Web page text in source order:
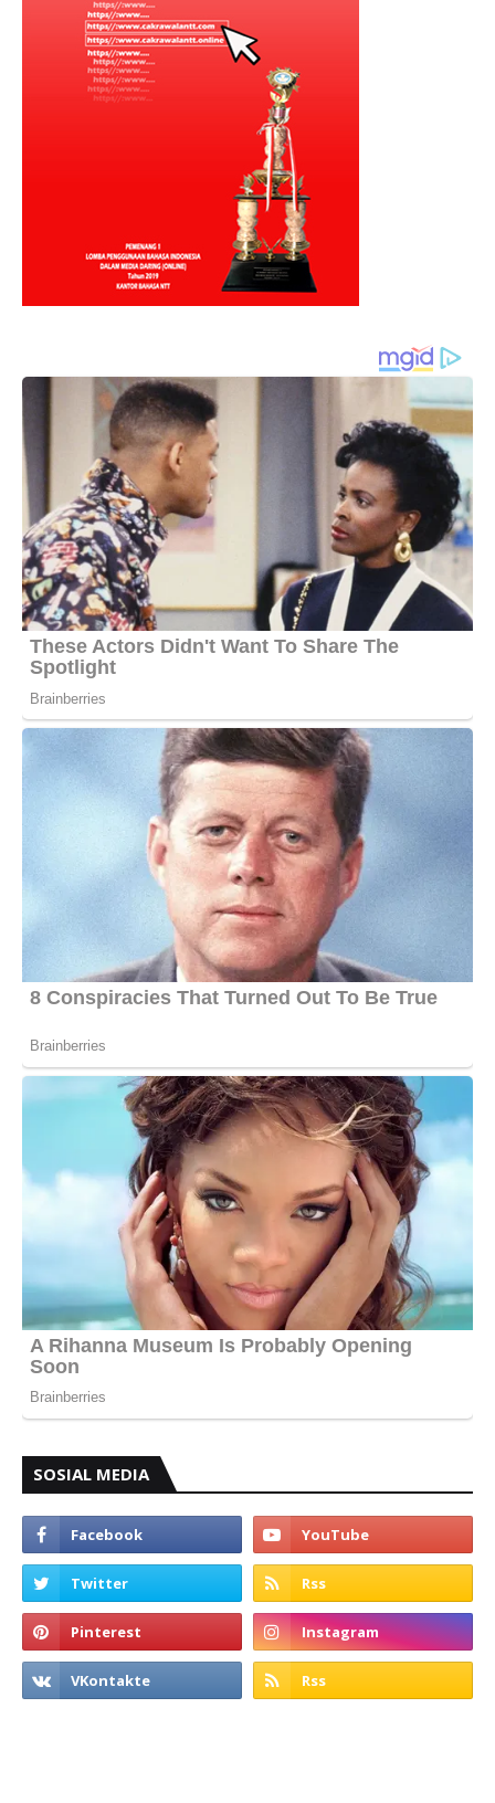
SOSIAL MEDIA